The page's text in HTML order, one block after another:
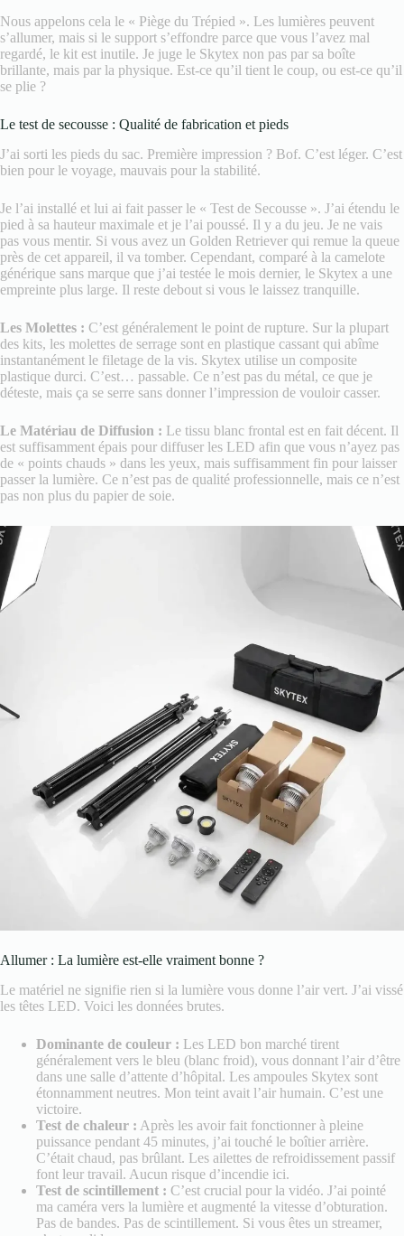
Nous appelons cela le « Piège du Trépied ». Les lumières peuvent
s’allumer, mais si le support s’effondre parce que vous l’avez mal
regardé, le kit est inutile. Je juge le Skytex non pas par sa boîte
brillante, mais par la physique. Est-ce qu’il tient le coup, ou est-ce qu’il
se plie ?
Le test de secousse : Qualité de fabrication et pieds
J’ai sorti les pieds du sac. Première impression ? Bof. C’est léger. C’est
bien pour le voyage, mauvais pour la stabilité.
Je l’ai installé et lui ai fait passer le « Test de Secousse ». J’ai étendu le
pied à sa hauteur maximale et je l’ai poussé. Il y a du jeu. Je ne vais
pas vous mentir. Si vous avez un Golden Retriever qui remue la queue
près de cet appareil, il va tomber. Cependant, comparé à la camelote
générique sans marque que j’ai testée le mois dernier, le Skytex a une
empreinte plus large. Il reste debout si vous le laissez tranquille.
Les Molettes : C’est généralement le point de rupture. Sur la plupart
des kits, les molettes de serrage sont en plastique cassant qui abîme
instantanément le filetage de la vis. Skytex utilise un composite
plastique durci. C’est… passable. Ce n’est pas du métal, ce que je
déteste, mais ça se serre sans donner l’impression de vouloir casser.
Le Matériau de Diffusion : Le tissu blanc frontal est en fait décent. Il
est suffisamment épais pour diffuser les LED afin que vous n’ayez pas
de « points chauds » dans les yeux, mais suffisamment fin pour laisser
passer la lumière. Ce n’est pas de qualité professionnelle, mais ce n’est
pas non plus du papier de soie.
Allumer : La lumière est-elle vraiment bonne ?
Le matériel ne signifie rien si la lumière vous donne l’air vert. J’ai vissé
les têtes LED. Voici les données brutes.
Dominante de couleur : Les LED bon marché tirent
généralement vers le bleu (blanc froid), vous donnant l’air d’être
dans une salle d’attente d’hôpital. Les ampoules Skytex sont
étonnamment neutres. Mon teint avait l’air humain. C’est une
victoire.
Test de chaleur : Après les avoir fait fonctionner à pleine
puissance pendant 45 minutes, j’ai touché le boîtier arrière.
C’était chaud, pas brûlant. Les ailettes de refroidissement passif
font leur travail. Aucun risque d’incendie ici.
Test de scintillement : C’est crucial pour la vidéo. J’ai pointé
ma caméra vers la lumière et augmenté la vitesse d’obturation.
Pas de bandes. Pas de scintillement. Si vous êtes un streamer,